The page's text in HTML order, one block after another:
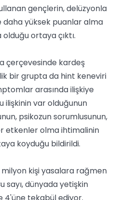
gençlerin, delüzyonla
daha yüksek puanlar alma
olduğu ortaya çıktı.
çerçevesinde kardeş
bir grupta da hint keneviri
arasında ilişkiye
ilişkinin var olduğunun
psikozun sorumlusunun,
etkenler olma ihtimalinin
koyduğu bildirildi.
milyon kişi yasalara rağmen
sayı, dünyada yetişkin